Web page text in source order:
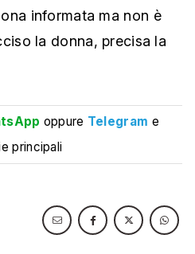
informata ma non è
la donna, precisa la
oppure Telegram e
principali